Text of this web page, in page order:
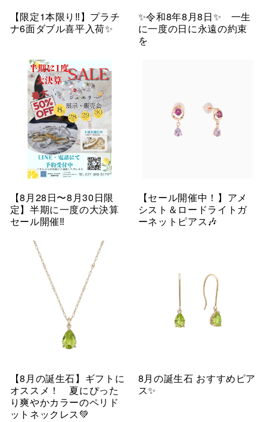
【限定1本限り‼︎】プラチ
ナ6面ダブル喜平入荷✨
✨令和8年8月8日✨ 一生
に一度の日に永遠の約束
を
【8月28日〜8月30日限
定】半期に一度の大決算
セール開催‼︎
【セール開催中！】アメ
シスト＆ロードライトガ
ーネットピアス🎶
【8月の誕生石】ギフトに
オススメ！ 夏にぴった
り爽やかカラーのペリド
ットネックレス💚
8月の誕生石 おすすめピア
ス✨